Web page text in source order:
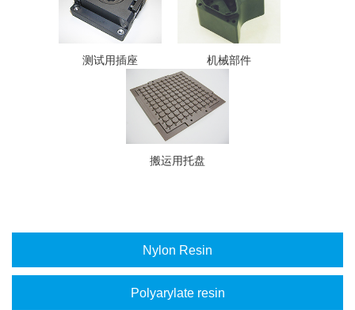
测试用插座 机械部件
搬运用托盘
Nylon Resin
Polyarylate resin